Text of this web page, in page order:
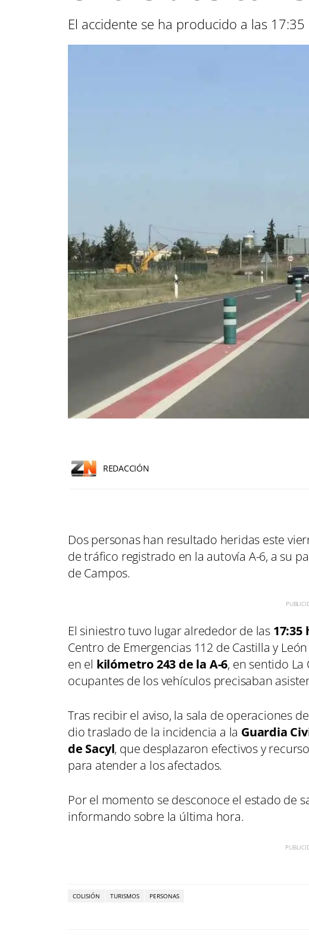
El accidente se ha producido a las 17:35
REDACCIÓN
Dos personas han resultado heridas este
de tráfico registrado en la autovía A-6, a su
de Campos.
El siniestro tuvo lugar alrededor de las 17:35
Centro de Emergencias 112 de Castilla y
en el kilómetro 243 de la A-6, en sentido
ocupantes de los vehículos precisaban
Tras recibir el aviso, la sala de operaciones
dio traslado de la incidencia a la Guardia
de Sacyl, que desplazaron efectivos y
para atender a los afectados.
Por el momento se desconoce el estado de
informando sobre la última hora.
COLISIÓN TURISMOS PERSONAS